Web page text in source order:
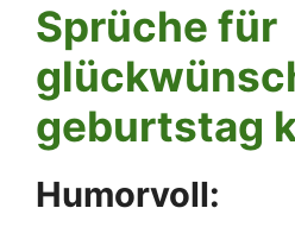
Sprüche für
geburtstag
Humorvoll: